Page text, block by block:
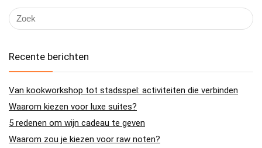
Recente berichten
Van kookworkshop tot stadsspel: activiteiten die verbinden
Waarom kiezen voor luxe suites?
5 redenen om wijn cadeau te geven
Waarom zou je kiezen voor raw noten?